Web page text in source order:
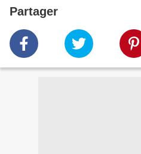
Partager